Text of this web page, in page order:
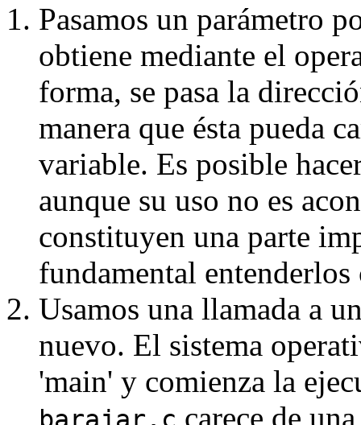
Pasamos un parámetro
obtiene mediante el
forma, se pasa la
manera que ésta pueda
variable. Es posible
aunque su uso no es
constituyen una parte
fundamental entenderlos
Usamos una llamada a
nuevo. El sistema
'main' y comienza la
carece de